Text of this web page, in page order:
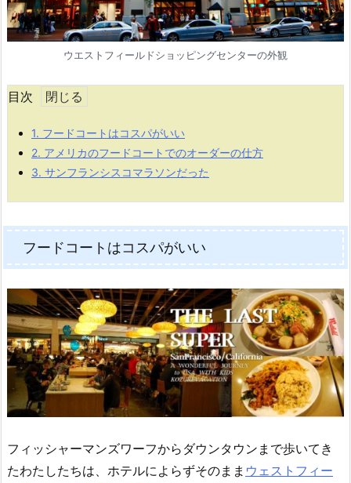
ウエストフィールドショッピングセンターの外観
目次
1. フードコートはコスパがいい
2. アメリカのフードコートでのオーダーの仕方
3. サンフランシスコマラソンだった
フードコートはコスパがいい
フィッシャーマンズワーフからダウンタウンまで歩いてき
たわたしたちは、ホテルによらずそのまま ウェストフィー